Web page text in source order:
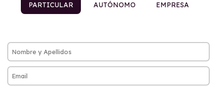
PARTICULAR AUTÓNOMO EMPRESA